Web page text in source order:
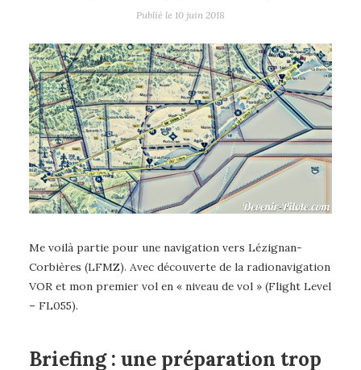
Publié le 10 juin 2018
Me voilà partie pour une navigation vers Lézignan-
Corbières (LFMZ). Avec découverte de la radionavigation
VOR et mon premier vol en « niveau de vol » (Flight Level
– FL055).
Briefing : une préparation trop